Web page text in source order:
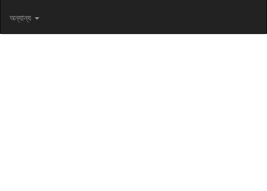
অন্যান্য